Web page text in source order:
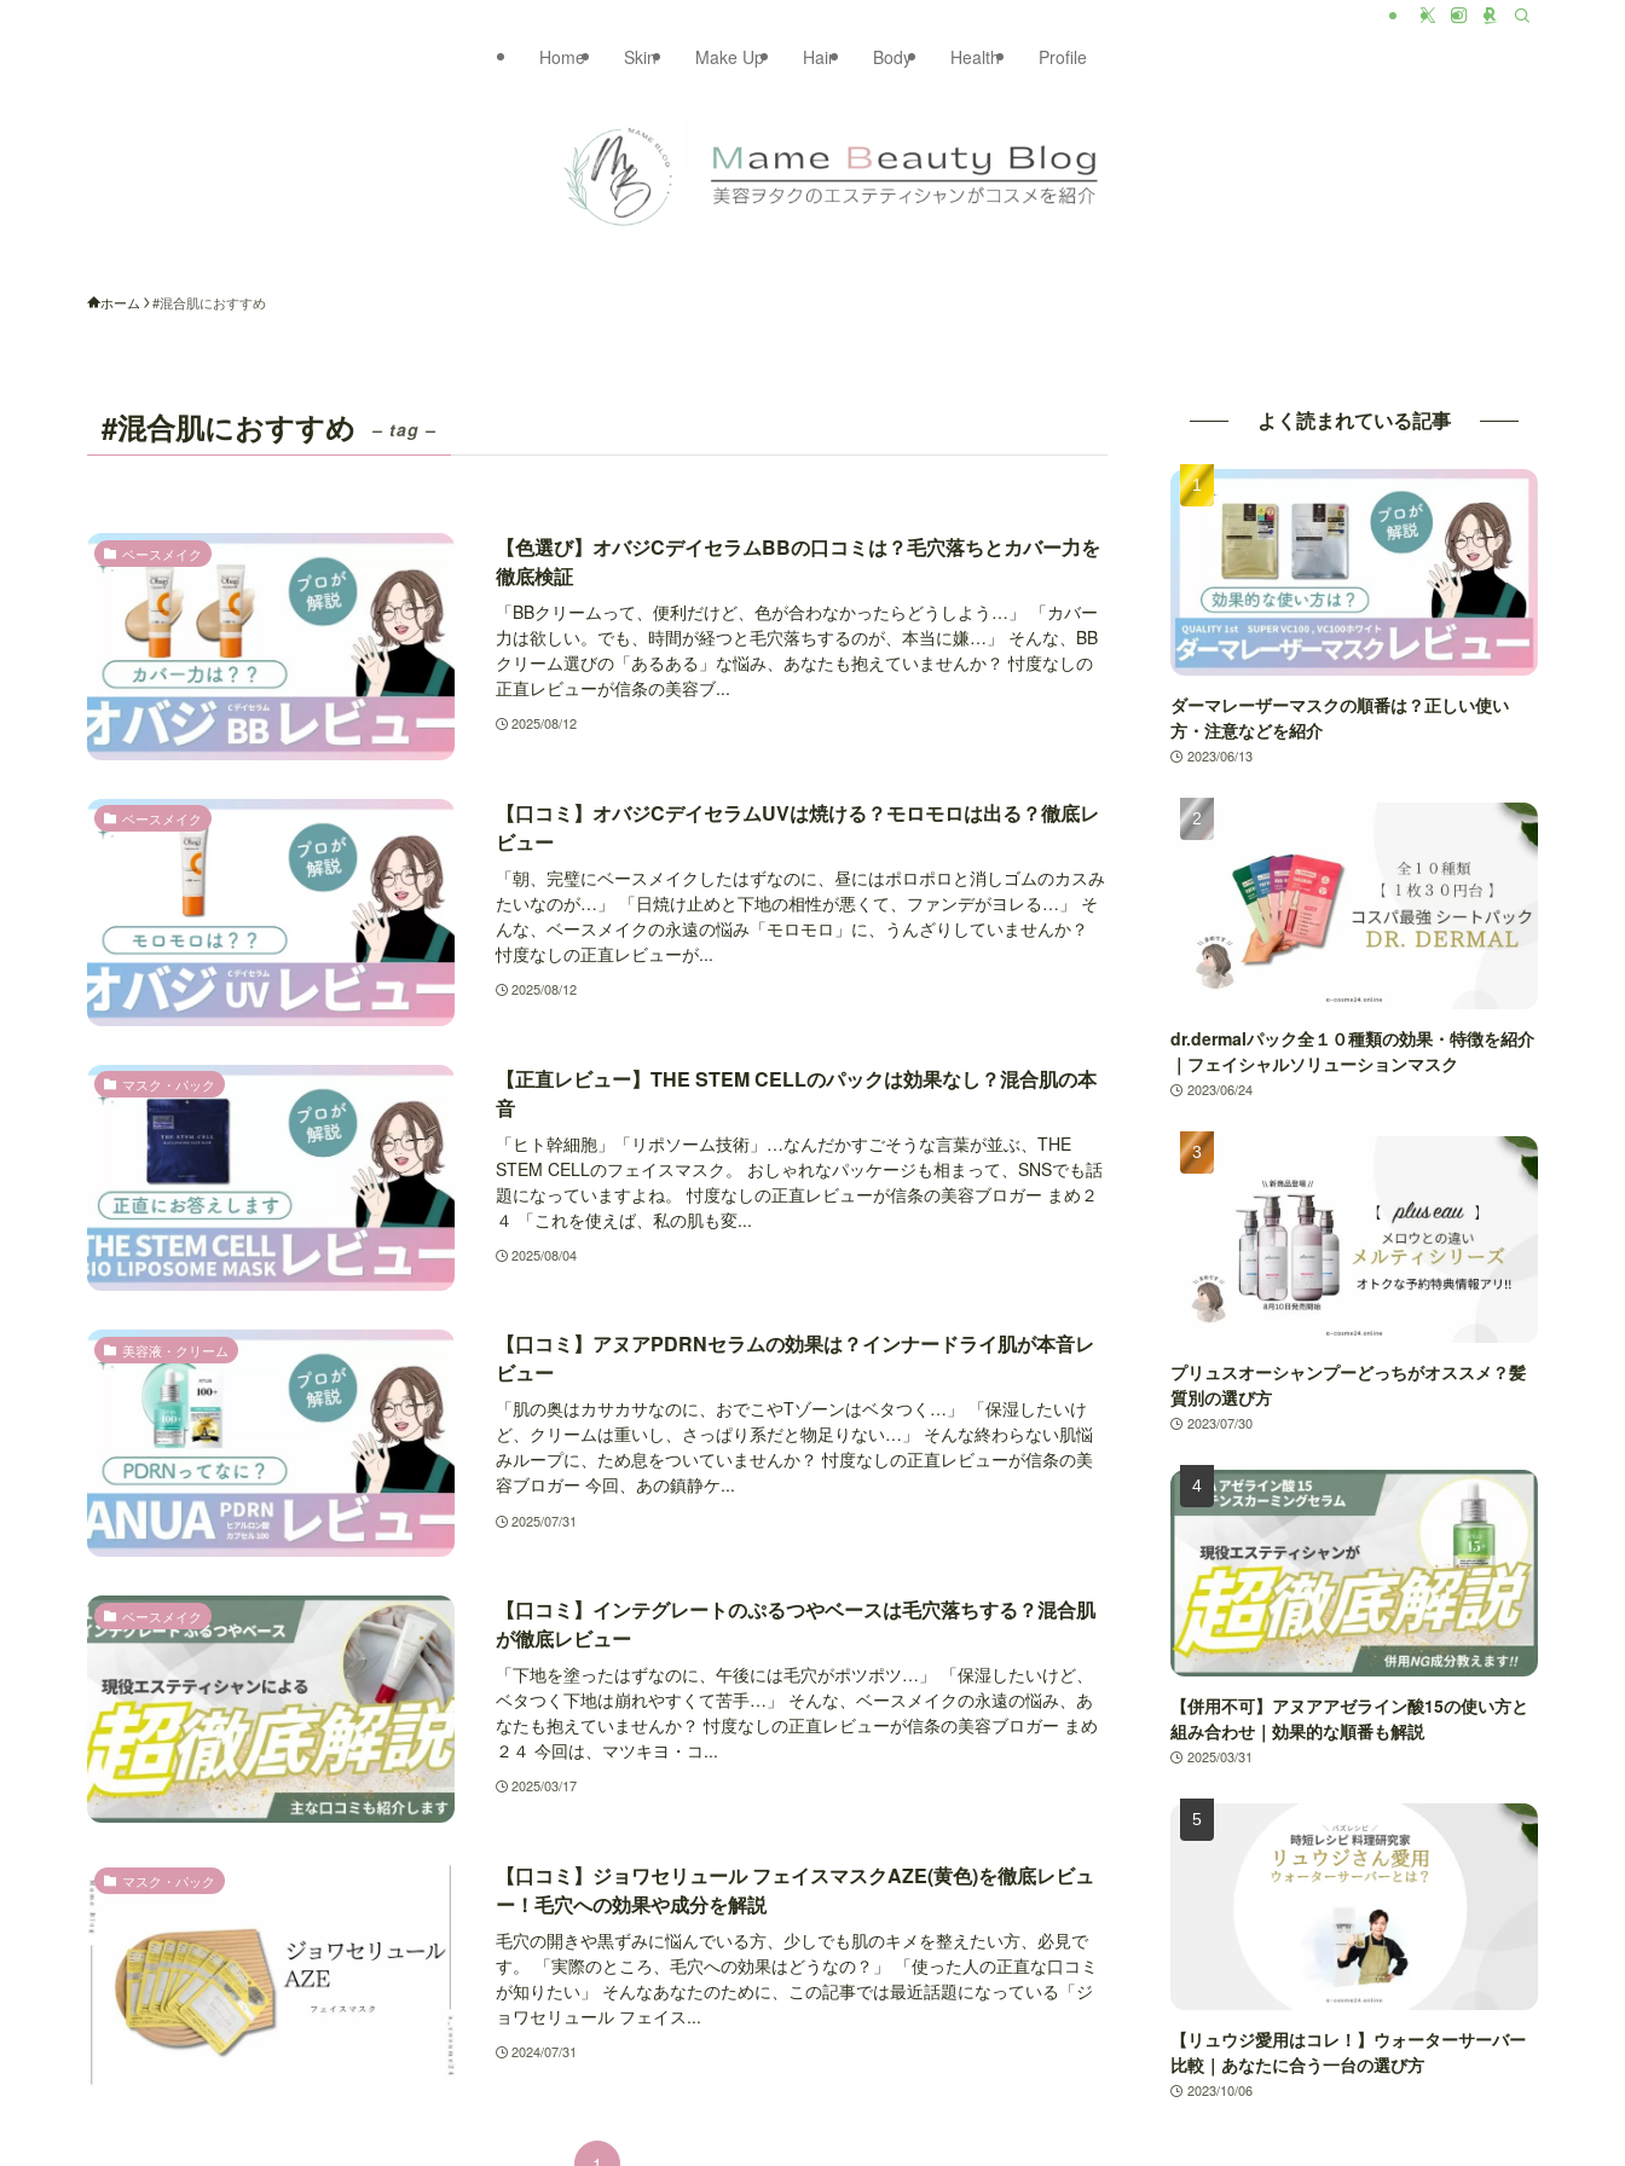
Home Skin Make Up Hair Body Health Profile
ホーム #混合肌におすすめ
#混合肌におすすめ – tag –
ベースメイク
【色選び】オバジCデイセラムBBの口コミは？毛穴落ちとカバー力を
徹底検証
「BBクリームって、便利だけど、色が合わなかったらどうしよう…」 「カバー
力は欲しい。でも、時間が経つと毛穴落ちするのが、本当に嫌…」 そんな、BB
クリーム選びの「あるある」な悩み、あなたも抱えていませんか？ 忖度なしの
正直レビューが信条の美容ブ...
2025/08/12
ベースメイク
【口コミ】オバジCデイセラムUVは焼ける？モロモロは出る？徹底レ
ビュー
「朝、完璧にベースメイクしたはずなのに、昼にはポロポロと消しゴムのカスみ
たいなのが…」 「日焼け止めと下地の相性が悪くて、ファンデがヨレる…」 そ
んな、ベースメイクの永遠の悩み「モロモロ」に、うんざりしていませんか？
忖度なしの正直レビューが...
2025/08/12
マスク・パック
【正直レビュー】THE STEM CELLのパックは効果なし？混合肌の本
音
「ヒト幹細胞」「リポソーム技術」…なんだかすごそうな言葉が並ぶ、THE
STEM CELLのフェイスマスク。 おしゃれなパッケージも相まって、SNSでも話
題になっていますよね。 忖度なしの正直レビューが信条の美容ブロガー まめ２
４ 「これを使えば、私の肌も変...
2025/08/04
美容液・クリーム
【口コミ】アヌアPDRNセラムの効果は？インナードライ肌が本音レ
ビュー
「肌の奥はカサカサなのに、おでこやTゾーンはベタつく…」 「保湿したいけ
ど、クリームは重いし、さっぱり系だと物足りない…」 そんな終わらない肌悩
みループに、ため息をついていませんか？ 忖度なしの正直レビューが信条の美
容ブロガー 今回、あの鎮静ケ...
2025/07/31
ベースメイク
【口コミ】インテグレートのぷるつやベースは毛穴落ちする？混合肌
が徹底レビュー
「下地を塗ったはずなのに、午後には毛穴がポツポツ…」 「保湿したいけど、
ベタつく下地は崩れやすくて苦手…」 そんな、ベースメイクの永遠の悩み、あ
なたも抱えていませんか？ 忖度なしの正直レビューが信条の美容ブロガー まめ
２４ 今回は、マツキヨ・コ...
2025/03/17
ー！毛穴への効果や成分を解説
よく読まれている記事
ダーマレーザーマスクの順番は？正しい使い
方・注意などを紹介
2023/06/13
dr.dermalパック全１０種類の効果・特徴を紹介
｜フェイシャルソリューションマスク
2023/06/24
プリュスオーシャンプーどっちがオススメ？髪
質別の選び方
2023/07/30
【併用不可】アヌアアゼライン酸15の使い方と
組み合わせ｜効果的な順番も解説
2025/03/31
【リュウジ愛用はコレ！】ウォーターサーバー
比較｜あなたに合う一台の選び方
2023/10/06